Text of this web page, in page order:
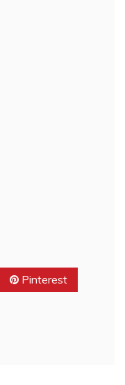
Pinterest